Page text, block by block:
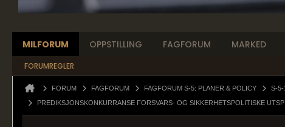
MILFORUM OPPSTILLING FAGFORUM MARKED
FORUMREGLER
FORUM FAGFORUM FAGFORUM S-5: PLANER & POLICY
S-5-
PREDIKSJONSKONKURRANSE FORSVARS- OG SIKKERHETSPOLITISKE